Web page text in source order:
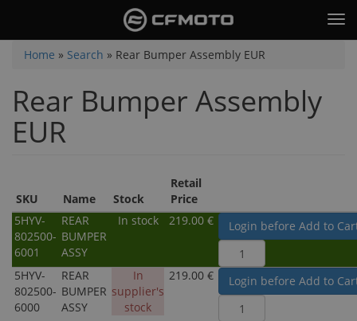
main
contentYou
here
Home » Search » Rear Bumper Assembly EUR
Rear Bumper Assembly
EUR
SKU Name Stock
Retail
Price
5HYV-
802500-
6001
REAR
BUMPER
ASSY
In stock 219.00 € Login before Add to
5HYV-
802500-
6000
REAR
BUMPER
ASSY
In
supplier's
stock
219.00 € Login before Add to